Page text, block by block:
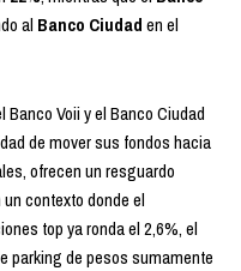
al Banco Ciudaden el
Voii y el Banco Ciudad
de mover sus fondos hacia
ofrecen un resguardo
un contexto donde el
top ya ronda el 2,6%, el
parking de pesos sumamente